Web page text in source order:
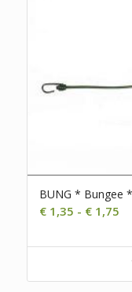
BUNG * Bungee
€1,35 - €1,75